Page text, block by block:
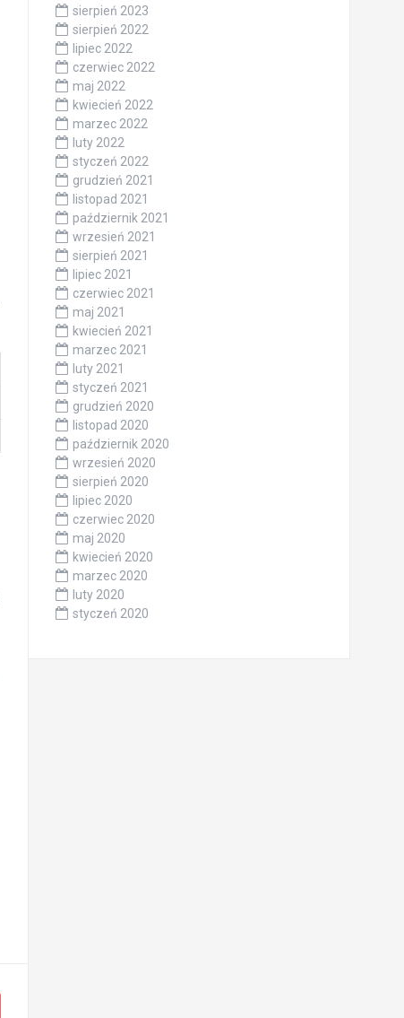
sierpień 2023
sierpień 2022
lipiec 2022
czerwiec 2022
maj 2022
kwiecień 2022
marzec 2022
luty 2022
styczeń 2022
grudzień 2021
listopad 2021
październik 2021
wrzesień 2021
sierpień 2021
lipiec 2021
czerwiec 2021
maj 2021
kwiecień 2021
marzec 2021
luty 2021
styczeń 2021
grudzień 2020
listopad 2020
październik 2020
wrzesień 2020
sierpień 2020
lipiec 2020
czerwiec 2020
maj 2020
kwiecień 2020
marzec 2020
luty 2020
styczeń 2020